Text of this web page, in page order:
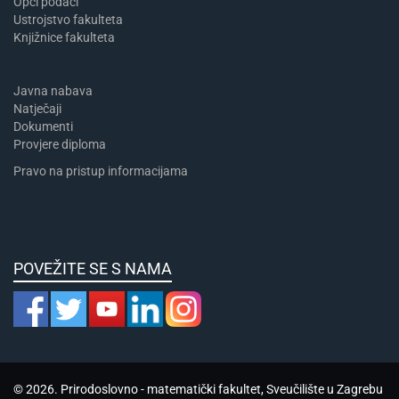
Ustrojstvo fakulteta
Knjižnice fakulteta
Javna nabava
Natječaji
Dokumenti
Provjere diploma
Pravo na pristup informacijama
POVEŽITE SE S NAMA
© 2026. Prirodoslovno - matematički fakultet, Sveučilište u Zagrebu